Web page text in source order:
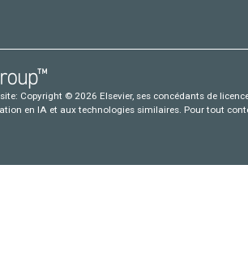
Copyright © 2026 Elsevier, ses concédants de
en IA et aux technologies similaires. Pour tout